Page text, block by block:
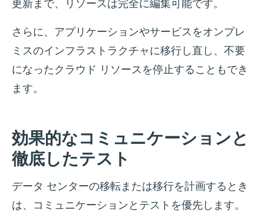
さらに、アプリケーションやサービスをオンプレ
ミスのインフラストラクチャに移行し直し、不要
になったクラウド リソースを停止することもでき
ます。
効果的なコミュニケーションと
徹底したテスト
データ センターの移転または移行を計画するとき
は、コミュニケーションとテストを優先します。